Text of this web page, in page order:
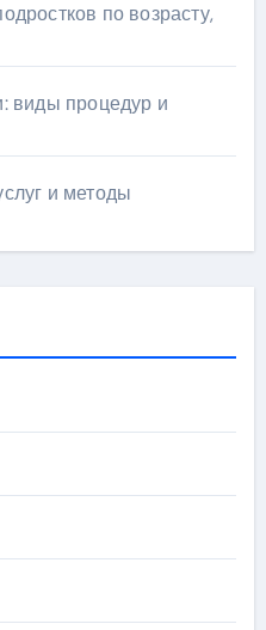
по возрасту,
виды процедур и
и методы